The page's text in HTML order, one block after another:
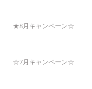
★8月キャンペーン☆
☆7月キャンペーン☆